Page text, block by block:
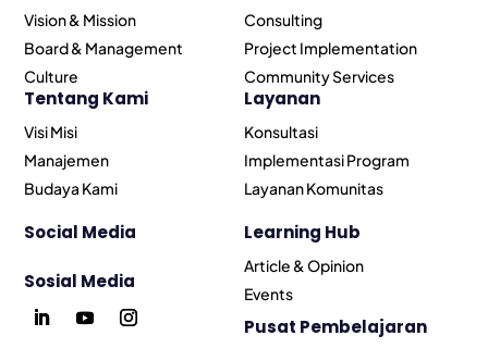
Vision & Mission
Board & Management
Culture
Tentang Kami
Visi Misi
Manajemen
Budaya Kami
Social Media
Sosial Media
Consulting
Project Implementation
Community Services
Layanan
Konsultasi
Implementasi Program
Layanan Komunitas
Learning Hub
Article & Opinion
Events
Pusat Pembelajaran